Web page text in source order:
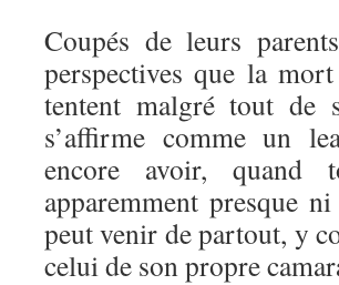
Coupés de leurs
perspectives que la
tentent malgré tout de
s’affirme comme un
encore avoir, quand
apparemment presque
peut venir de partout, y
celui de son propre